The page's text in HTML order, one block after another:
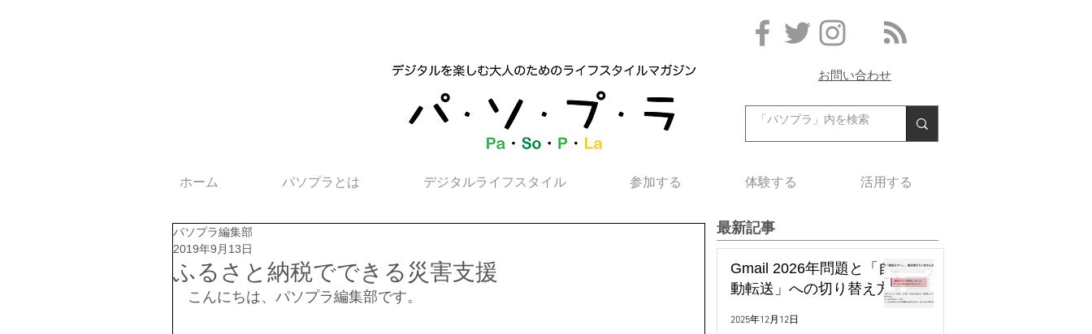
お問い合わせ
ホーム パソプラとは デジタルライフスタイル 参加する 体験する 活用する
ふるさと納税でできる災害支援
パソプラ編集部
2019年9月13日
こんにちは、パソプラ編集部です。
最新記事
Gmail 2026年問題と「自
動転送」への切り替え方
2025年12月12日